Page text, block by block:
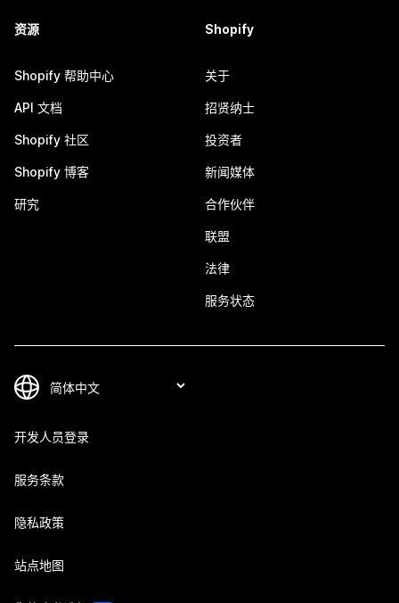
资源
Shopify 帮助中心
API 文档
Shopify 社区
Shopify 博客
研究
Shopify
关于
招贤纳士
投资者
新闻媒体
合作伙伴
联盟
法律
服务状态
开发人员登录
服务条款
隐私政策
站点地图